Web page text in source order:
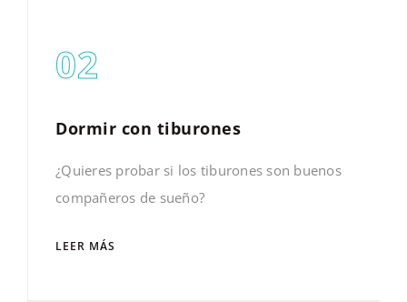
02
Dormir con tiburones
¿Quieres probar si los tiburones son buenos
compañeros de sueño?
LEER MÁS